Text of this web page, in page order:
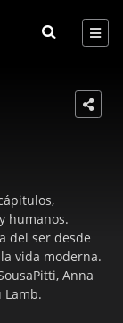
humanos.
del ser desde
vida moderna.
Anna
Lamb.